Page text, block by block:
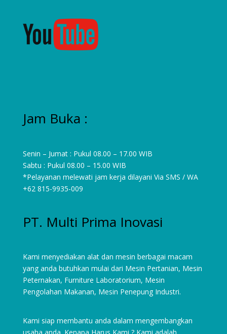
Jam Buka :
Senin – Jumat : Pukul 08.00 – 17.00 WIB
Sabtu : Pukul 08.00 – 15.00 WIB
*Pelayanan melewati jam kerja dilayani Via SMS / WA
+62 815-9935-009
PT. Multi Prima Inovasi
Kami menyediakan alat dan mesin berbagai macam
yang anda butuhkan mulai dari Mesin Pertanian, Mesin
Peternakan, Furniture Laboratorium, Mesin
Pengolahan Makanan, Mesin Penepung Industri.
Kami siap membantu anda dalam mengembangkan